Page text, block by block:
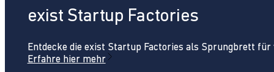
exist Startup Factories
Entdecke die exist Startup Factories als Sprungbrett
Erfahre hier mehr